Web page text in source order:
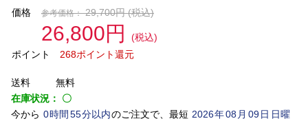
価格 参考価格： 29,700円(税込)
26,800円
(税込)
ポイント
268ポイント還元
送料
無料
在庫状況： 〇
今から 0時間 55分以内のご注文で、最短 2026年08 月 09日日曜